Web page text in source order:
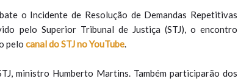
o Incidente de Resolução de Demandas Repetitivas
pelo Superior Tribunal de Justiça (STJ), o encontro
pelo canal do STJ no YouTube.
ministro Humberto Martins. Também participarão dos